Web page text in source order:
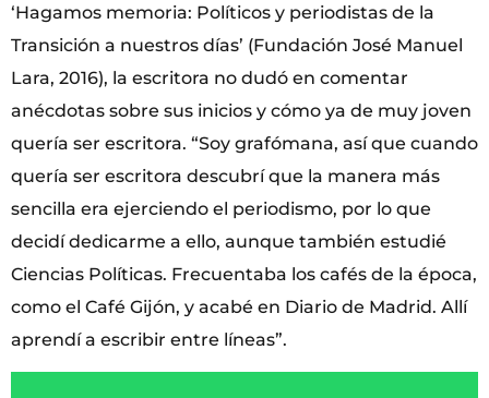
‘Hagamos memoria: Políticos y periodistas de la
Transición a nuestros días’ (Fundación José Manuel
Lara, 2016), la escritora no dudó en comentar
anécdotas sobre sus inicios y cómo ya de muy joven
quería ser escritora. “Soy grafómana, así que cuando
quería ser escritora descubrí que la manera más
sencilla era ejerciendo el periodismo, por lo que
decidí dedicarme a ello, aunque también estudié
Ciencias Políticas. Frecuentaba los cafés de la época,
como el Café Gijón, y acabé en Diario de Madrid. Allí
aprendí a escribir entre líneas”.